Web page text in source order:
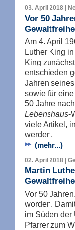
03. April 2018 |
Vor 50
Am 4. April
Luther King
King
entschieden
Jahren
sowie für
50 Jahre
Lebenshaus-
viele Artikel,
werden.
(mehr...)
02. April 2018 |
Martin
Vor 50
worden.
im Süden der
Pfarrer zum